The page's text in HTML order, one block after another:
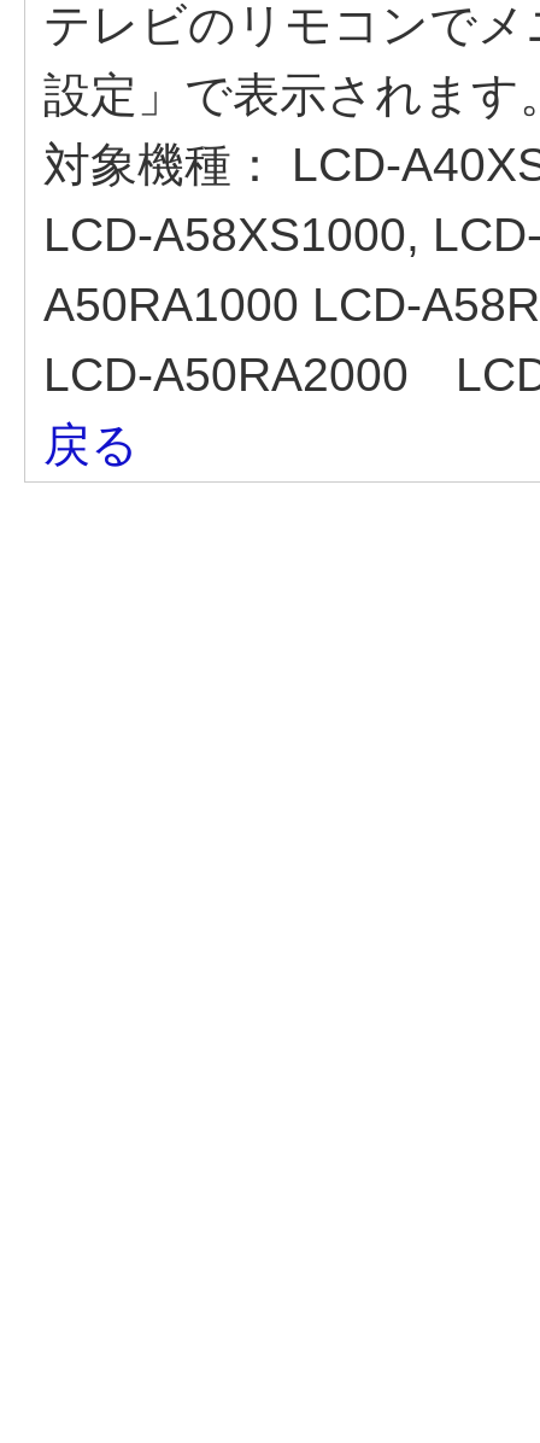
テレビのリモコンで
設定」で表示されます
対象機種：
LCD-
LCD-A58XS1000,
A50RA1000 LCD-
LCD-A50RA2000
戻る